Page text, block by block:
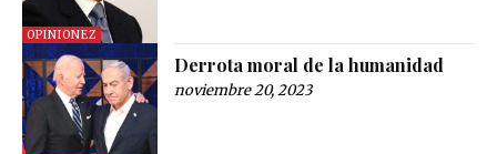
OPINIONEZ
Derrota moral de la humanidad
noviembre 20, 2023